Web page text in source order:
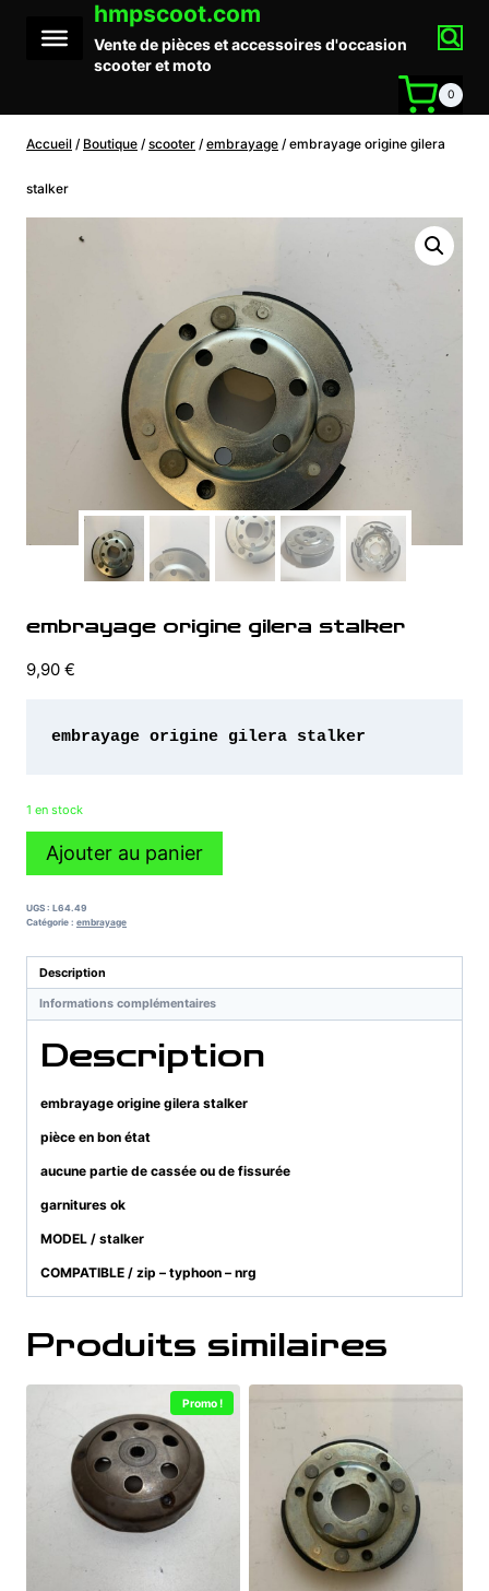
contenu
hmpscoot.com
Vente de pièces et accessoires d'occasion
scooter et moto
0
Accueil / Boutique / scooter / embrayage / embrayage origine gilera
stalker
embrayage origine gilera stalker
9,90 €
embrayage origine gilera stalker
1 en stock
quantité
origine
gilera
Ajouter au panier
UGS : L64.49
Catégorie : embrayage
Description
Informations complémentaires
Description
embrayage origine gilera stalker
pièce en bon état
aucune partie de cassée ou de fissurée
garnitures ok
MODEL / stalker
COMPATIBLE / zip – typhoon – nrg
Produits similaires
Promo !